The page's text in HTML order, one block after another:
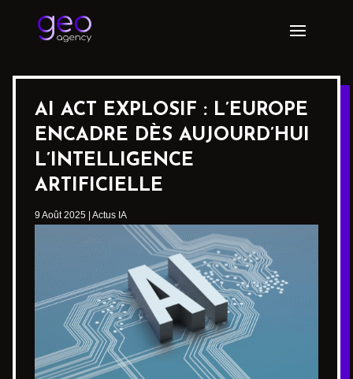
AI ACT EXPLOSIF : L’EUROPE
ENCADRE DÈS AUJOURD’HUI
L’INTELLIGENCE
ARTIFICIELLE
9 Août 2025 Actus IA